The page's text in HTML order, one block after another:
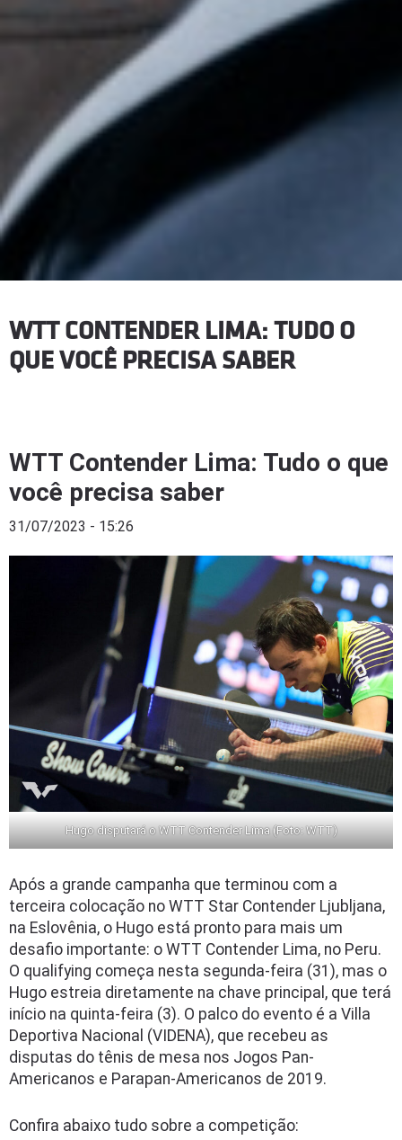
WTT CONTENDER LIMA: TUDO O
QUE VOCÊ PRECISA SABER
WTT Contender Lima: Tudo o que
você precisa saber
31/07/2023 - 15:26
Hugo disputará o WTT Contender Lima (Foto: WTT)
Após a grande campanha que terminou com a
terceira colocação no WTT Star Contender Ljubljana,
na Eslovênia, o Hugo está pronto para mais um
desafio importante: o WTT Contender Lima, no Peru.
O qualifying começa nesta segunda-feira (31), mas o
Hugo estreia diretamente na chave principal, que terá
início na quinta-feira (3). O palco do evento é a Villa
Deportiva Nacional (VIDENA), que recebeu as
disputas do tênis de mesa nos Jogos Pan-
Americanos e Parapan-Americanos de 2019.
Confira abaixo tudo sobre a competição: